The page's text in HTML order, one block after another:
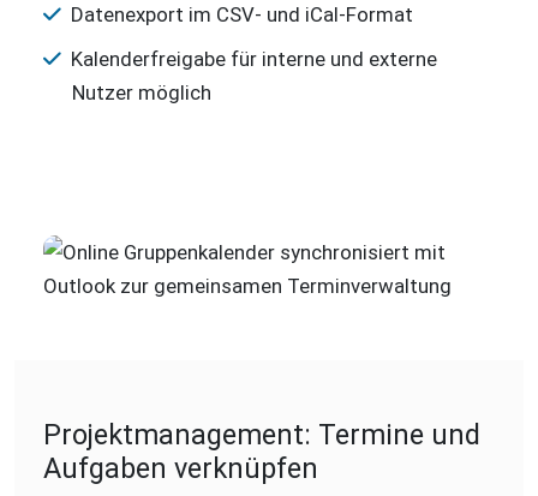
Datenexport im CSV- und iCal-Format
Kalenderfreigabe für interne und externe
Nutzer möglich
Projektmanagement: Termine und
Aufgaben verknüpfen